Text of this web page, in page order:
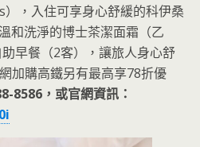
），入住可享身心舒緩的科伊桑
和洗淨的博士茶潔面霜（乙
助早餐（2客），讓旅人身心舒
加購高鐵另有最高享78折優
8586，或官網資訊：